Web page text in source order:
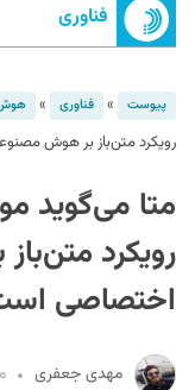
فناوری
پیوست » فناوری »
رویکرد متن‌باز بر هوش
رویکرد
اختصاصی
مهدی جعفری